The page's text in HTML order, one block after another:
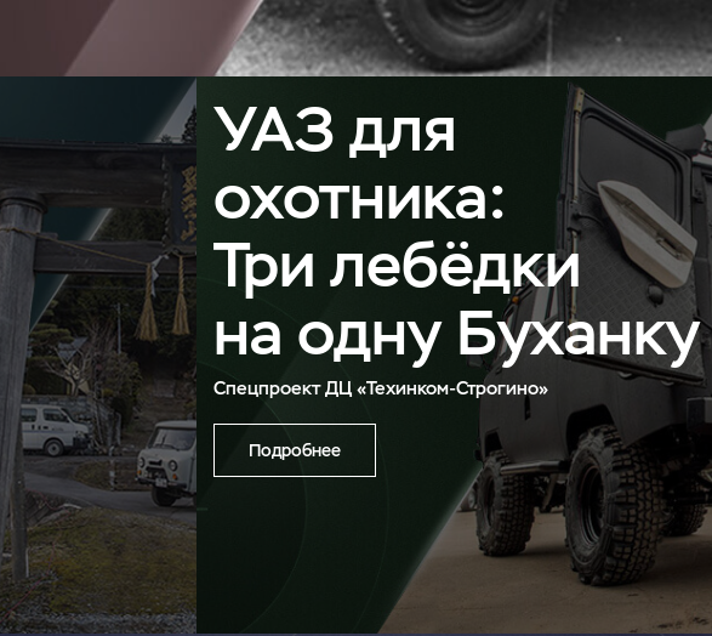
УАЗ для
охотника:
Три лебёдки
на одну Буханку
Спецпроект ДЦ «Техинком-Строгино»
Подробнее